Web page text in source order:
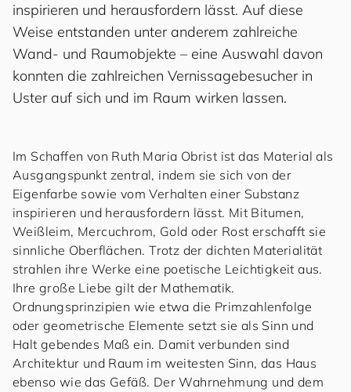
inspirieren und herausfordern lässt. Auf diese
Weise entstanden unter anderem zahlreiche
Wand- und Raumobjekte – eine Auswahl davon
konnten die zahlreichen Vernissagebesucher in
Uster auf sich und im Raum wirken lassen.
Im Schaffen von Ruth Maria Obrist ist das Material als
Ausgangspunkt zentral, indem sie sich von der
Eigenfarbe sowie vom Verhalten einer Substanz
inspirieren und herausfordern lässt. Mit Bitumen,
Weißleim, Mercuchrom, Gold oder Rost erschafft sie
sinnliche Oberflächen. Trotz der dichten Materialität
strahlen ihre Werke eine poetische Leichtigkeit aus.
Ihre große Liebe gilt der Mathematik.
Ordnungsprinzipien wie etwa die Primzahlenfolge
oder geometrische Elemente setzt sie als Sinn und
Halt gebendes Maß ein. Damit verbunden sind
Architektur und Raum im weitesten Sinn, das Haus
ebenso wie das Gefäß. Der Wahrnehmung und dem